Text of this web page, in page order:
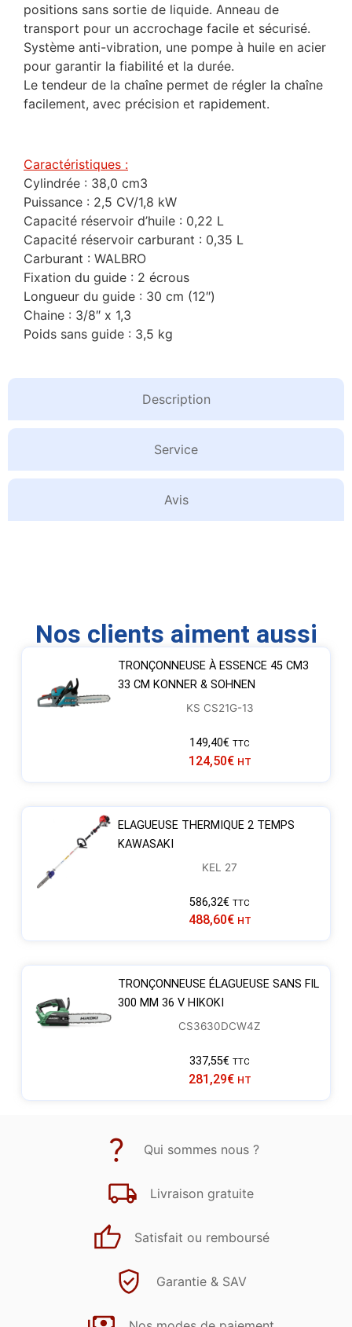
Description
Service
Avis
positions sans sortie de liquide. Anneau de
transport pour un accrochage facile et sécurisé.
Système anti-vibration, une pompe à huile en acier
pour garantir la fiabilité et la durée.
Le tendeur de la chaîne permet de régler la chaîne
facilement, avec précision et rapidement.
Caractéristiques :
Cylindrée : 38,0 cm3
Puissance : 2,5 CV/1,8 kW
Capacité réservoir d’huile : 0,22 L
Capacité réservoir carburant : 0,35 L
Carburant : WALBRO
Fixation du guide : 2 écrous
Longueur du guide : 30 cm (12″)
Chaine : 3/8″ x 1,3
Poids sans guide : 3,5 kg
Nos clients aiment aussi
TRONÇONNEUSE À ESSENCE 45 CM3
33 CM KONNER & SOHNEN
KS CS21G-13
149,40€ TTC
124,50€ HT
ELAGUEUSE THERMIQUE 2 TEMPS
KAWASAKI
KEL 27
586,32€ TTC
488,60€ HT
TRONÇONNEUSE ÉLAGUEUSE SANS FIL
300 MM 36 V HIKOKI
CS3630DCW4Z
337,55€ TTC
281,29€ HT
Qui sommes nous ?
Livraison gratuite
Satisfait ou remboursé
Garantie & SAV